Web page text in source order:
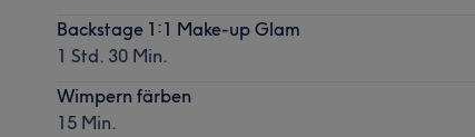
Backstage 1:1 Make-up Glam
1 Std. 30 Min.
Wimpern färben
15 Min.